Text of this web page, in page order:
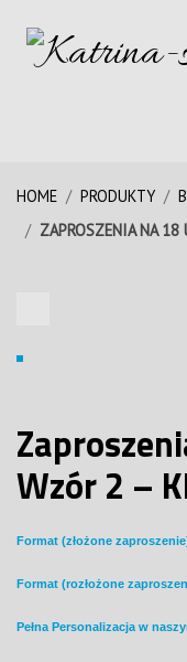
HOME PRODUKTY
ZAPROSZENIA NA 18
Wzór 2 –
Format (złożone
Format (rozłożone
Pełna Personalizacja w